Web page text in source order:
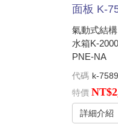
面板 K-
氣動式結
水箱K-
PNE-NA
代碼 k-
特價
詳細介紹